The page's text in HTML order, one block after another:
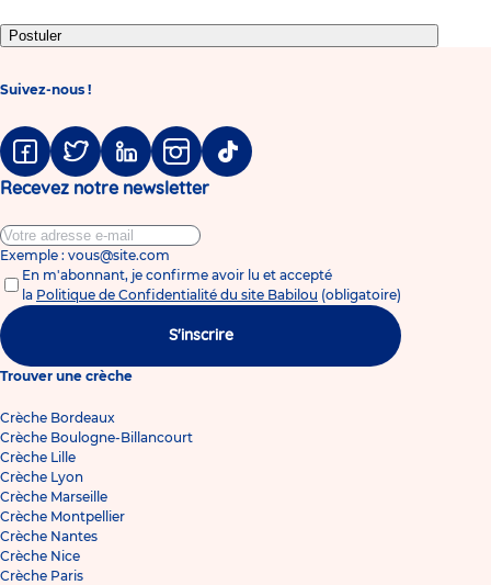
123
Postuler
Suivez-nous !
FacebookTwitter LinkedinInstagramTiktok
Recevez notre newsletter
Exemple : vous@site.com
En m'abonnant, je confirme avoir lu et accepté
la Politique de Confidentialité du site Babilou (obligatoire)
S'inscrire
Trouver une crèche
Crèche Bordeaux
Crèche Boulogne-Billancourt
Crèche Lille
Crèche Lyon
Crèche Marseille
Crèche Montpellier
Crèche Nantes
Crèche Nice
Crèche Paris